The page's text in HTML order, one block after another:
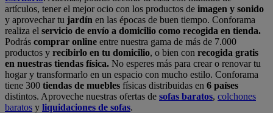
artículos, tener el mejor ocio con los productos de imagen y sonido
y aprovechar tu jardín en las épocas de buen tiempo. Conforama
realiza el servicio de envío a domicilio como recogida en tienda.
Podrás comprar online entre nuestra gama de más de 7.000
productos y recibirlo en tu domicilio, o bien con recogida gratis
en nuestras tiendas física. No esperes más para crear o renovar tu
hogar y transformarlo en un espacio con mucho estilo. Conforama
tiene 300 tiendas de muebles físicas distribuidas en 6 países
distintos. Aproveche nuestras ofertas de sofas baratos, colchones
baratos y liquidaciones de sofas.